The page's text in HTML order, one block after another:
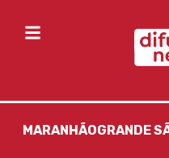
MARANHÃOGRANDE